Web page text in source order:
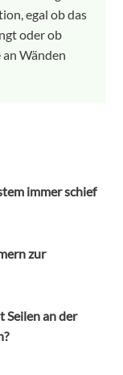
egal ob das
oder ob
Wänden
immer schief
das zu kurze
einstellen.
zur
Klammern oder
daran
Seilen an der